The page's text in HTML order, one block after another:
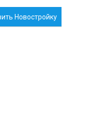
Новостройку